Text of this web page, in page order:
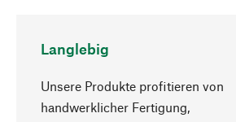
Langlebig
Unsere Produkte profitieren von
handwerklicher Fertigung,